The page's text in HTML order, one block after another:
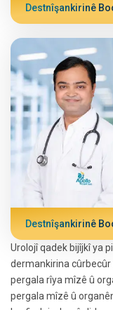
Destnîşankirinê
Destnîşankirinê
Urolojî qadek bijîjkî ya
dermankirina cûrbecûr
pergala rîya mîzê û
pergala mîzê û